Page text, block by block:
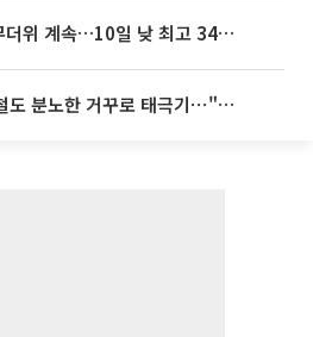
[내일 날씨] 전국 무더위 계속…10일 낮 최고 34도 육박
서경덕 교수, 김희철도 분노한 거꾸로 태극기⋯"엉터리는 아냐, 아쉬울 뿐"